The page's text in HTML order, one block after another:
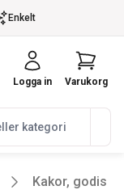
Enkelt
Logga in Varukorg
Kakor, godis &